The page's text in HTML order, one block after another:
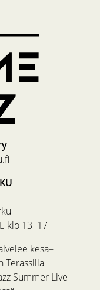
klo 13–17
kesä–
Terassilla
Summer Live -